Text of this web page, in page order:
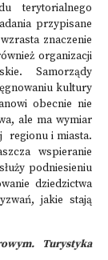
terytorialnego
przypisane
znaczenie
organizacji
Samorządy
kultury
obecnie nie
ale ma wymiar
regionu i miasta.
wspieranie
podniesieniu
dziedzictwa
jakie stają
Turystyka